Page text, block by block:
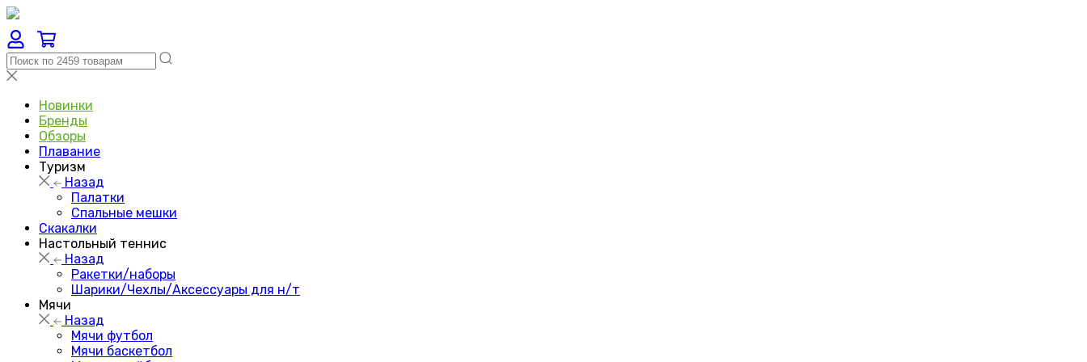
Новинки
Бренды
Обзоры
Плавание
Туризм
Назад
Палатки
Спальные мешки
Скакалки
Настольный теннис
Назад
Ракетки/наборы
Шарики/Чехлы/Аксессуары для н/т
Мячи
Назад
Мячи футбол
Мячи баскетбол